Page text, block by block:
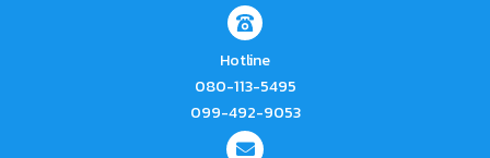
Hotline
080-113-5495
099-492-9053